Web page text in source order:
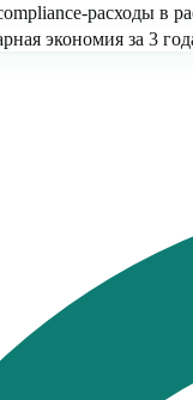
расходы в
экономия за 3